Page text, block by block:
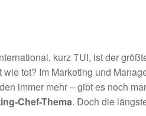
kurz TUI, ist der
tot? Im Marketing und
immer mehr – gibt es noch
Chef-Thema. Doch die